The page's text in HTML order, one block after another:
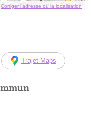
Corriger l’adresse ou la localisation
Trajet Maps